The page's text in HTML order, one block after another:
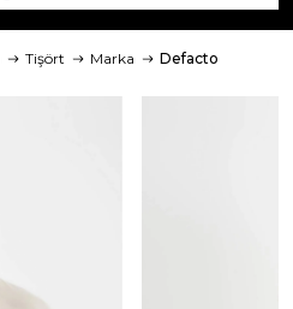
Tişört Marka Defacto